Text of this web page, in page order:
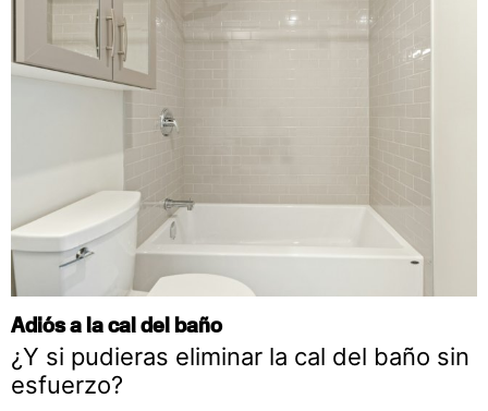
Adiós a la cal del baño
¿Y si pudieras eliminar la cal del baño sin
esfuerzo?